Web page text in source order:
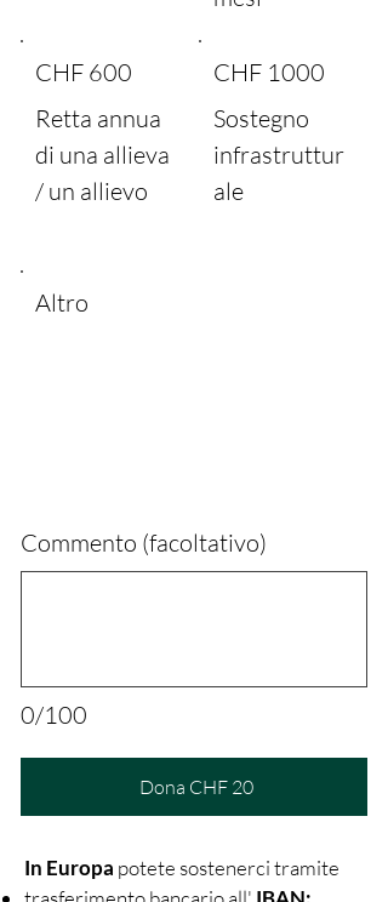
Retta annua
di una allieva
/ un allievo
CHF 600
Sostegno
infrastruttur
ale
CHF 1000
Altro
0/100
Commento (facoltativo)
Dona CHF 20
In Europa potete sostenerci tramite